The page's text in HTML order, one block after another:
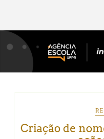
Criação de